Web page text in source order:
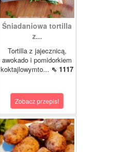
Śniadaniowa tortilla
z...
Tortilla z jajecznicą,
awokado i pomidorkiem
koktajlowymto... ⇖ 1117
Zobacz przepis!